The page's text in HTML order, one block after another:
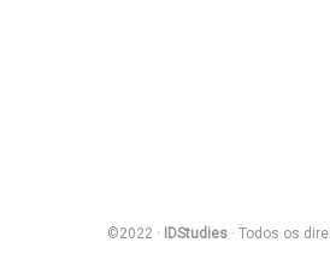
©2022 · IDStudies· Todos os